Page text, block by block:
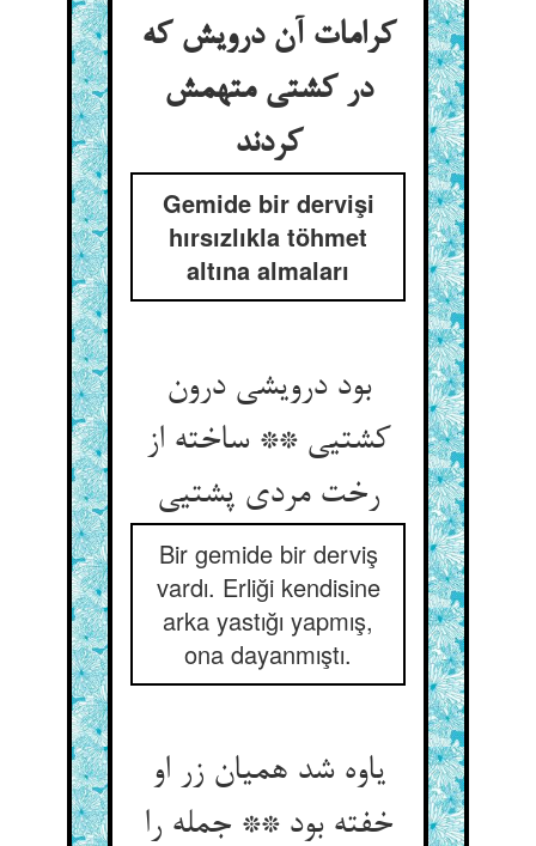
کرامات آن درویش که
در کشتی متهمش
کردند
Gemide bir dervişi
hırsızlıkla töhmet
altına almaları
بود درویشی درون
کشتیی ** ساخته از
رخت مردی پشتیی‏
Bir gemide bir derviş
vardı. Erliği kendisine
arka yastığı yapmış,
ona dayanmıştı.
یاوه شد همیان زر او
خفته بود ** جمله را